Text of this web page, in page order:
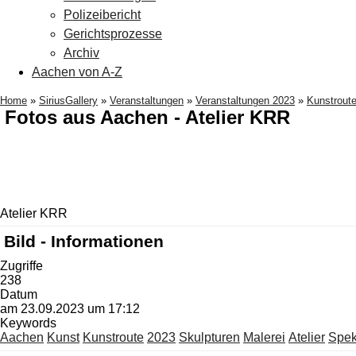
Polizeibericht
Gerichtsprozesse
Archiv
Aachen von A-Z
Home » SiriusGallery » Veranstaltungen » Veranstaltungen 2023 »
Fotos aus Aachen - Atelier KRR
Atelier KRR
Bild - Informationen
Zugriffe
238
Datum
am 23.09.2023 um 17:12
Keywords
Aachen Kunst Kunstroute 2023 Skulpturen Malerei Atelier